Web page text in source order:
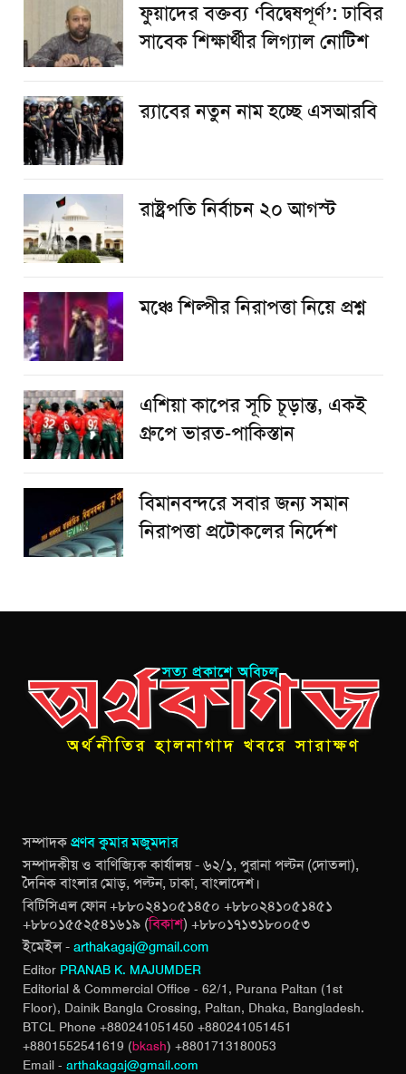
ফুয়াদের বক্তব্য ‘বিদ্বেষপূর্ণ’: ঢাবির
সাবেক শিক্ষার্থীর লিগ্যাল নোটিশ
র‌্যাবের নতুন নাম হচ্ছে এসআরবি
রাষ্ট্রপতি নির্বাচন ২০ আগস্ট
​মঞ্চে শিল্পীর নিরাপত্তা নিয়ে প্রশ্ন
এশিয়া কাপের সূচি চূড়ান্ত, একই
গ্রুপে ভারত-পাকিস্তান
বিমানবন্দরে সবার জন্য সমান
নিরাপত্তা প্রটোকলের নির্দেশ
সম্পাদকপ্রণব কুমার মজুমদার
সম্পাদকীয় ও বাণিজ্যিক কার্যালয় - ৬২/১, পুরানা পল্টন (দোতলা),
দৈনিক বাংলার মোড়, পল্টন, ঢাকা, বাংলাদেশ।
বিটিসিএল ফোন +৮৮০২৪১০৫১৪৫০ +৮৮০২৪১০৫১৪৫১
+৮৮০১৫৫২৫৪১৬১৯ (বিকাশ) +৮৮০১৭১৩১৮০০৫৩
ইমেইল - arthakagaj@gmail.com
Editor PRANAB K. MAJUMDER
Editorial & Commercial Office - 62/1, Purana Paltan (1st
Floor), Dainik Bangla Crossing, Paltan, Dhaka, Bangladesh.
BTCL Phone +880241051450 +880241051451
+8801552541619 (bkash) +8801713180053
Email - arthakagaj@gmail.com